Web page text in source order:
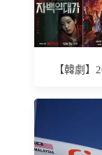
【韓劇